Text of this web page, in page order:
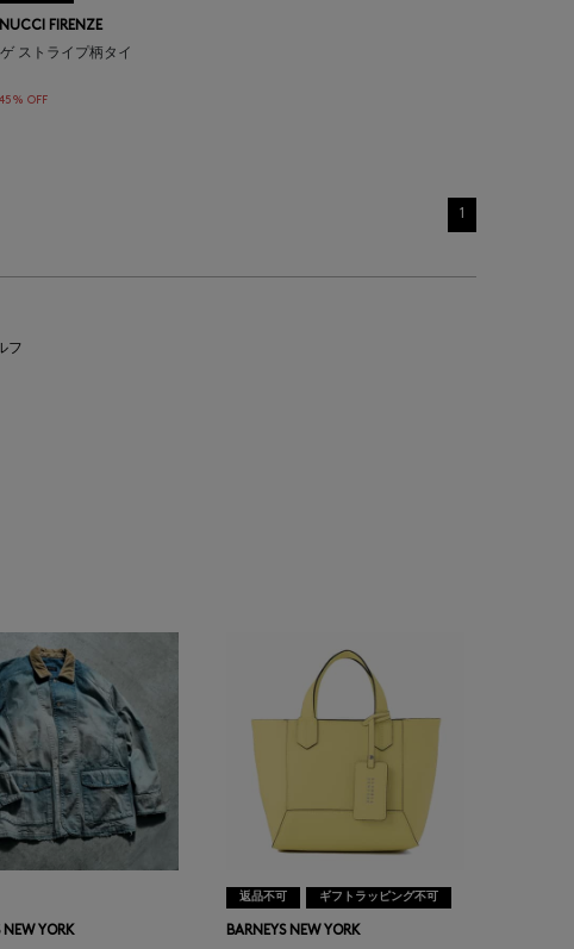
FIRENZE
ストライプ柄タイ
OFF
1
フ
NEW YORK
返品不可 ギフトラッピング不可
BARNEYS NEW YORK